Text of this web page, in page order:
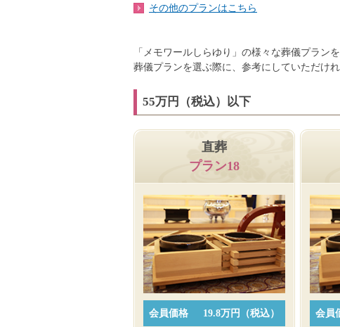
その他のプランはこちら
「メモワールしらゆり」の様々な葬儀プラン
葬儀プランを選ぶ際に、参考にしていただけれ
55万円（税込）以下
直葬
プラン18
会員価格 19.8万円（税込） 会員